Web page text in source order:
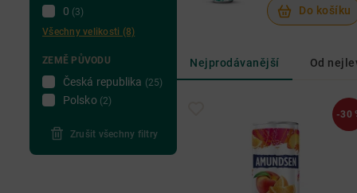
0 (3)
Všechny velikosti (8)
ZEMĚ PŮVODU
Česká republika (25)
Polsko (2)
Zrušit všechny filtry
Do košíku
Nejprodávanější Od
-30